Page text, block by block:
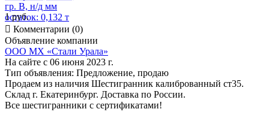
1 руб.
 Комментарии (0)
Объявление компании
ООО МХ «Стали Урала»
На сайте с 06 июня 2023 г.
Тип объявления: Предложение, продаю
Продаем из наличия Шестигранник калиброванный ст35.
Склад г. Екатеринбург. Доставка по России.
Все шестигранники с сертификатами!